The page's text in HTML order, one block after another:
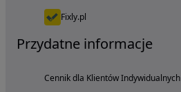
Fixly.pl
Przydatne informacje
Cennik dla Klientów Indywidualnych